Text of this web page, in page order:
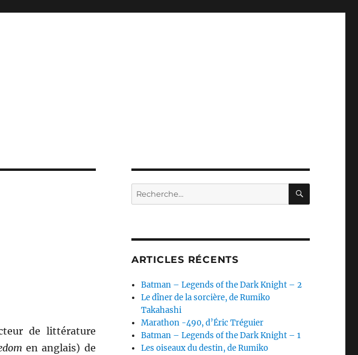
de littérature
en anglais) de
Recherche
pour :
ARTICLES RÉCENTS
Batman – Legends of the Dark Knight – 2
Le dîner de la sorcière, de Rumiko
Takahashi
Marathon -490, d’Éric Tréguier
Batman – Legends of the Dark Knight – 1
Les oiseaux du destin, de Rumiko